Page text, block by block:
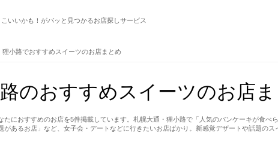
こいいかも！がパッと見つかるお店探しサービス
狸小路でおすすめスイーツのお店まとめ
のおすすめスイーツのお店
におすすめのお店を5件掲載しています。札幌大通・狸小路で「人気のパンケーキが食べ
あるお店」など、女子会・デートなどに行きたいお店ばかり。新感覚デザートや話題のス